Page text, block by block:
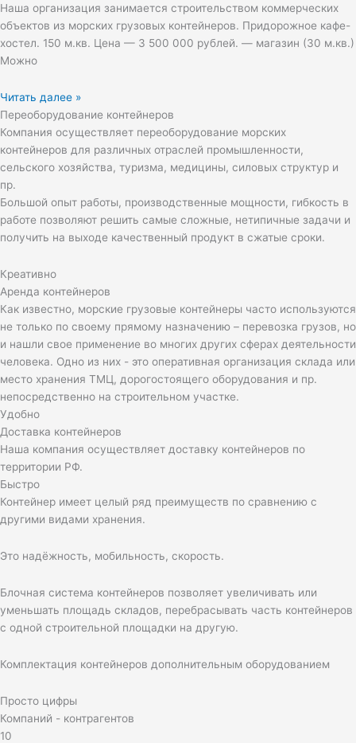
Наша организация занимается строительством коммерческих
объектов из морских грузовых контейнеров. Придорожное кафе-
хостел. 150 м.кв. Цена — 3 500 000 рублей. — магазин (30 м.кв.)
Можно
Читать далее »
Переоборудование контейнеров
Компания осуществляет переоборудование морских
контейнеров для различных отраслей промышленности,
сельского хозяйства, туризма, медицины, силовых структур и
пр.
Большой опыт работы, производственные мощности, гибкость в
работе позволяют решить самые сложные, нетипичные задачи и
получить на выходе качественный продукт в сжатые сроки.
Креативно
Аренда контейнеров
Как известно, морские грузовые контейнеры часто используются
не только по своему прямому назначению – перевозка грузов, но
и нашли свое применение во многих других сферах деятельности
человека. Одно из них - это оперативная организация склада или
место хранения ТМЦ, дорогостоящего оборудования и пр.
непосредственно на строительном участке.
Удобно
Доставка контейнеров
Наша компания осуществляет доставку контейнеров по
территории РФ.
Быстро
Контейнер имеет целый ряд преимуществ по сравнению с
другими видами хранения.
Это надёжность, мобильность, скорость.
Блочная система контейнеров позволяет увеличивать или
уменьшать площадь складов, перебрасывать часть контейнеров
с одной строительной площадки на другую.
Комплектация контейнеров дополнительным оборудованием
Просто цифры
Компаний - контрагентов
10